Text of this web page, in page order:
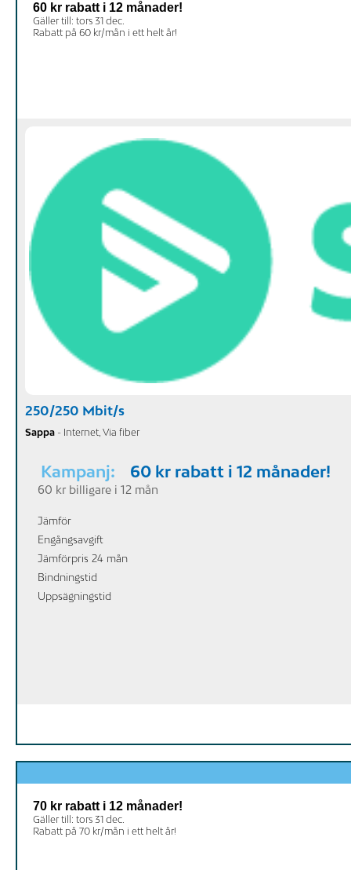
60 kr rabatt i 12 månader!
Gäller till: tors 31 dec.
Rabatt på 60 kr/mån i ett helt år!
250/250 Mbit/s
Sappa - Internet, Via fiber
Kampanj: 60 kr rabatt i 12 månader!
60 kr billigare i 12 mån
Jämför
Engångsavgift
Jämförpris 24 mån
Bindningstid
Uppsägningstid
70 kr rabatt i 12 månader!
Gäller till: tors 31 dec.
Rabatt på 70 kr/mån i ett helt år!